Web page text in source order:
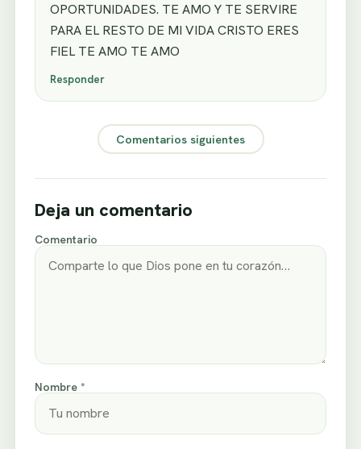
OPORTUNIDADES. TE AMO Y TE SERVIRE
PARA EL RESTO DE MI VIDA CRISTO ERES
FIEL TE AMO TE AMO
Responder
Comentarios siguientes
Deja un comentario
Comentario
Nombre *